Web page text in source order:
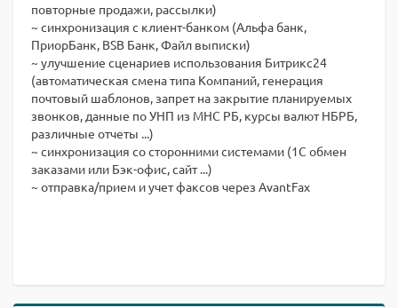
повторные продажи, рассылки)
~ синхронизация с клиент-банком (Альфа банк,
ПриорБанк, BSB Банк, Файл выписки)
~ улучшение сценариев использования Битрикс24
(автоматическая смена типа Компаний, генерация
почтовый шаблонов, запрет на закрытие планируемых
звонков, данные по УНП из МНС РБ, курсы валют НБРБ,
различные отчеты ...)
~ синхронизация со сторонними системами (1С обмен
заказами или Бэк-офис, сайт ...)
~ отправка/прием и учет факсов через AvantFax